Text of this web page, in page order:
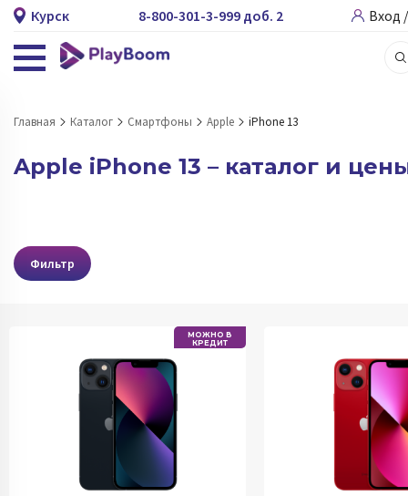
Курск 8-800-301-3-999 доб. 2 Вход
Главная Каталог Смартфоны Apple iPhone 13
Apple iPhone 13 – каталог и
Фильтр
МОЖНО В
КРЕДИТ